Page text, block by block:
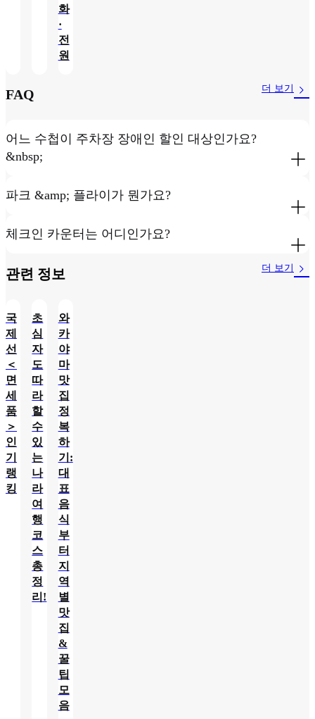
화
·
전
원
FAQ 더 보기
어느 수첩이 주차장 장애인 할인 대상인가요?
&nbsp;
파크 &amp; 플라이가 뭔가요?
체크인 카운터는 어디인가요?
관련 정보​ 더 보기
국
제
선
＜
면
세
품
＞
인
기
랭
킹
초
심
자
도
따
라
할
수
있
는
나
라
여
행
코
스
총
정
리!
와
카
야
마
맛
집
정
복
하
기:
대
표
음
식
부
터
지
역
별
맛
집
&
꿀
팁
모
음